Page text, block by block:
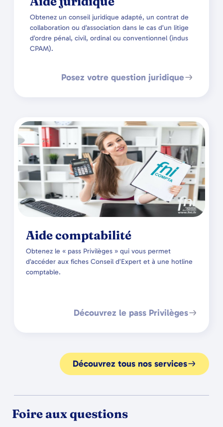
Obtenez un conseil juridique adapté, un contrat de
collaboration ou d’association dans le cas d’un litige
d’ordre pénal, civil, ordinal ou conventionnel (indus
CPAM).
Posez votre question juridique
Aide comptabilité
Obtenez le « pass Privilèges » qui vous permet
d’accéder aux fiches Conseil d’Expert et à une hotline
comptable.
Découvrez le pass Privilèges
Découvrez tous nos services
Foire aux questions